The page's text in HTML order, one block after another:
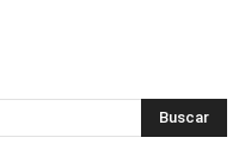
Buscar